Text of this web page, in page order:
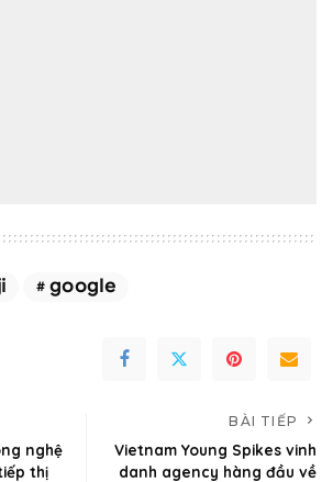
google
nghệ
thị
BÀI TIẾP
Vietnam Young Spikes vinh
danh agency hàng đầu về